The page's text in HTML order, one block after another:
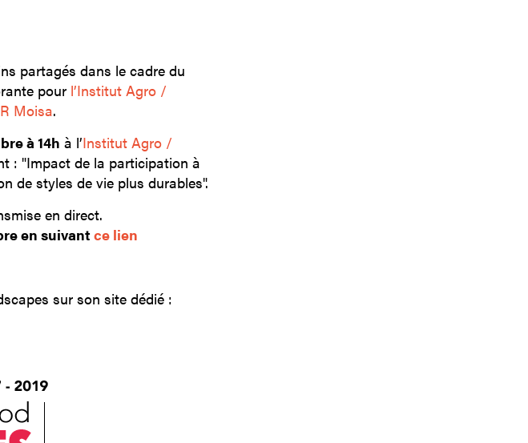
partagés dans le cadre du
pour l’Institut Agro /
Moisa.
à 14h à l’Institut Agro /
: "Impact de la participation à
de styles de vie plus durables".
en direct.
en suivantce lien
sur son site dédié :